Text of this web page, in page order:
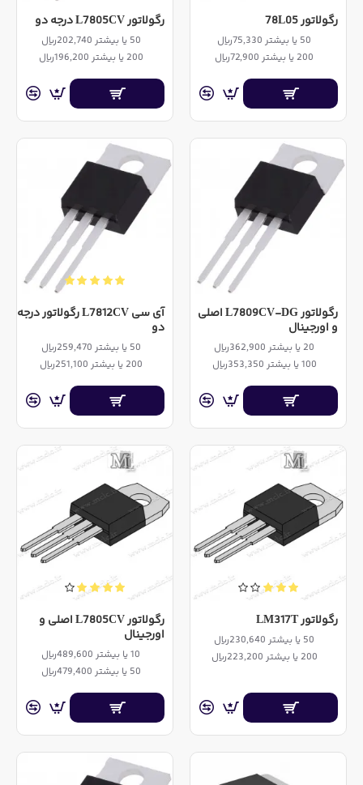
رگولاتور 78L05
50 یا بیشتر 75,330ریال
200 یا بیشتر 72,900ریال
رگولاتور L7805CV درجه دو
50 یا بیشتر 202,740ریال
200 یا بیشتر 196,200ریال
رگولاتور L7809CV-DG اصلی
و اورجینال
20 یا بیشتر 362,900ریال
100 یا بیشتر 353,350ریال
آی سی L7812CV رگولاتور درجه
دو
50 یا بیشتر 259,470ریال
200 یا بیشتر 251,100ریال
رگولاتور LM317T
50 یا بیشتر 230,640ریال
200 یا بیشتر 223,200ریال
رگولاتور L7805CV اصلی و
اورجینال
10 یا بیشتر 489,600ریال
50 یا بیشتر 479,400ریال